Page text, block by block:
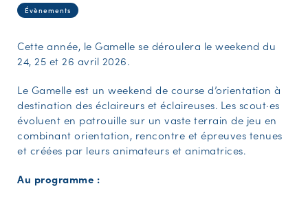
Évènements
Cette année, le Gamelle se déroulera le weekend du
24, 25 et 26 avril 2026.
Le Gamelle est un weekend de course d’orientation à
destination des éclaireurs et éclaireuses. Les scout·es
évoluent en patrouille sur un vaste terrain de jeu en
combinant orientation, rencontre et épreuves tenues
et créées par leurs animateurs et animatrices.
Au programme :